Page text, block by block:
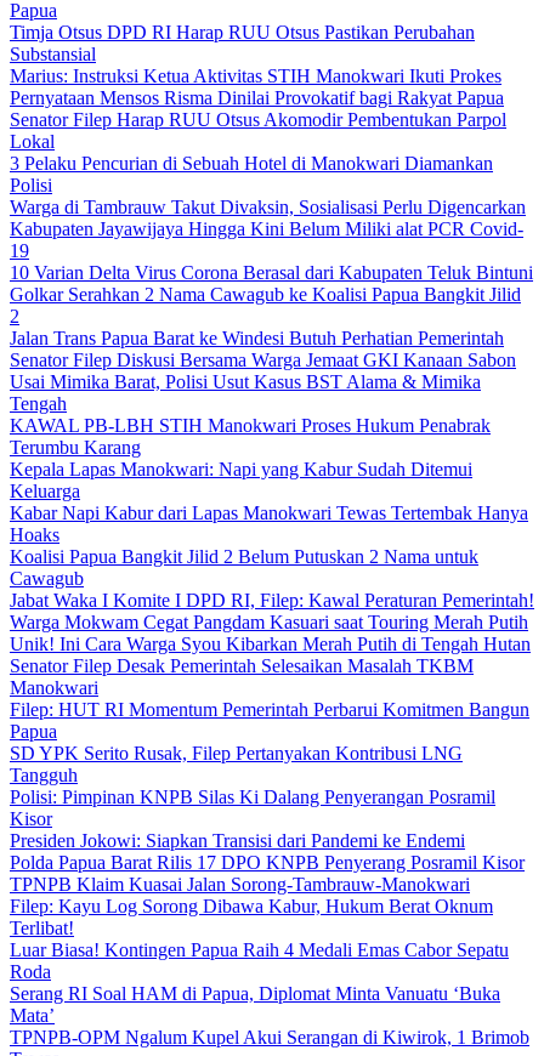
Papua
Timja Otsus DPD RI Harap RUU Otsus Pastikan Perubahan
Substansial
Marius: Instruksi Ketua Aktivitas STIH Manokwari Ikuti Prokes
Pernyataan Mensos Risma Dinilai Provokatif bagi Rakyat Papua
Senator Filep Harap RUU Otsus Akomodir Pembentukan Parpol
Lokal
3 Pelaku Pencurian di Sebuah Hotel di Manokwari Diamankan
Polisi
Warga di Tambrauw Takut Divaksin, Sosialisasi Perlu Digencarkan
Kabupaten Jayawijaya Hingga Kini Belum Miliki alat PCR Covid-
19
10 Varian Delta Virus Corona Berasal dari Kabupaten Teluk Bintuni
Golkar Serahkan 2 Nama Cawagub ke Koalisi Papua Bangkit Jilid
2
Jalan Trans Papua Barat ke Windesi Butuh Perhatian Pemerintah
Senator Filep Diskusi Bersama Warga Jemaat GKI Kanaan Sabon
Usai Mimika Barat, Polisi Usut Kasus BST Alama & Mimika
Tengah
KAWAL PB-LBH STIH Manokwari Proses Hukum Penabrak
Terumbu Karang
Kepala Lapas Manokwari: Napi yang Kabur Sudah Ditemui
Keluarga
Kabar Napi Kabur dari Lapas Manokwari Tewas Tertembak Hanya
Hoaks
Koalisi Papua Bangkit Jilid 2 Belum Putuskan 2 Nama untuk
Cawagub
Jabat Waka I Komite I DPD RI, Filep: Kawal Peraturan Pemerintah!
Warga Mokwam Cegat Pangdam Kasuari saat Touring Merah Putih
Unik! Ini Cara Warga Syou Kibarkan Merah Putih di Tengah Hutan
Senator Filep Desak Pemerintah Selesaikan Masalah TKBM
Manokwari
Filep: HUT RI Momentum Pemerintah Perbarui Komitmen Bangun
Papua
SD YPK Serito Rusak, Filep Pertanyakan Kontribusi LNG
Tangguh
Polisi: Pimpinan KNPB Silas Ki Dalang Penyerangan Posramil
Kisor
Presiden Jokowi: Siapkan Transisi dari Pandemi ke Endemi
Polda Papua Barat Rilis 17 DPO KNPB Penyerang Posramil Kisor
TPNPB Klaim Kuasai Jalan Sorong-Tambrauw-Manokwari
Filep: Kayu Log Sorong Dibawa Kabur, Hukum Berat Oknum
Terlibat!
Luar Biasa! Kontingen Papua Raih 4 Medali Emas Cabor Sepatu
Roda
Serang RI Soal HAM di Papua, Diplomat Minta Vanuatu ‘Buka
Mata’
TPNPB-OPM Ngalum Kupel Akui Serangan di Kiwirok, 1 Brimob